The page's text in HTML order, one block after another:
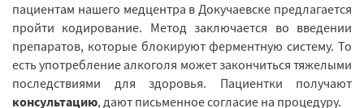
пациентам нашего медцентра в Докучаевске предлагается
пройти кодирование. Метод заключается во введении
препаратов, которые блокируют ферментную систему. То
есть употребление алкоголя может закончиться тяжелыми
последствиями для здоровья. Пациентки получают
консультацию, дают письменное согласие на процедуру.